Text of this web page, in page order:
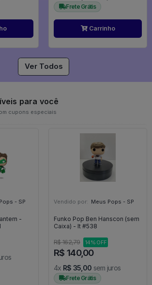
Frete Grátis
Carrinho
Ver Todos
para você
cupons especiais
- SP
-
Vendido por: Meus Pops - SP
Funko Pop Ben Hanscon (sem
Caixa) - It #538
R$ 162,79 14% OFF
R$ 140,00
4x R$ 35,00 sem juros
Frete Grátis